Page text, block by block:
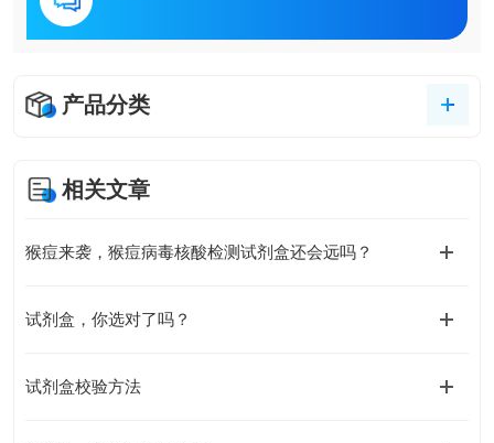
产品分类
相关文章
猴痘来袭，猴痘病毒核酸检测试剂盒还会远吗？
试剂盒，你选对了吗？
试剂盒校验方法